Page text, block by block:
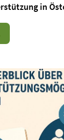
in
Beratungsstellen
und